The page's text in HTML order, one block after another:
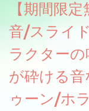
【期間限
音/スライ
ラクター
が砕ける
ゥーン/ホ